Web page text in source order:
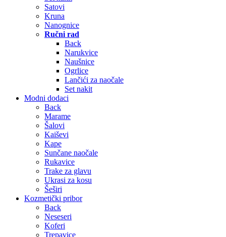
Satovi
Kruna
Nanognice
Ručni rad
Back
Narukvice
Naušnice
Ogrlice
Lančići za naočale
Set nakit
Modni dodaci
Back
Marame
Šalovi
Kaiševi
Kape
Sunčane naočale
Rukavice
Trake za glavu
Ukrasi za kosu
Šeširi
Kozmetički pribor
Back
Neseseri
Koferi
Trepavice